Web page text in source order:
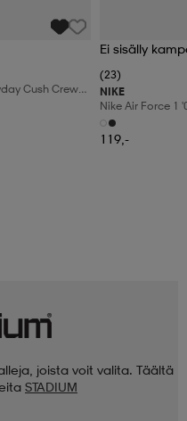
Cush Crew
Ei sisälly
(23)
NIKE
Nike Air Force 1
Shoes
119,-
joista voit valita. Täältä
STADIUM